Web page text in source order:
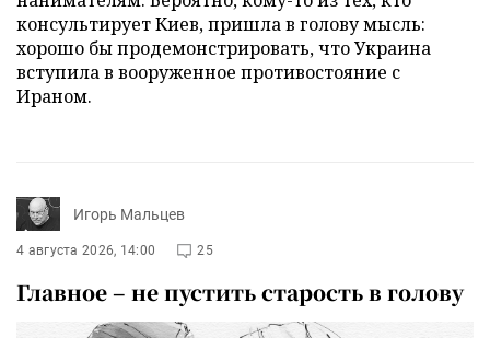
консультирует Киев, пришла в голову мысль:
хорошо бы продемонстрировать, что Украина
вступила в вооруженное противостояние с
Ираном.
Игорь Мальцев
4 августа 2026, 14:00 25
Главное – не пустить старость в голову